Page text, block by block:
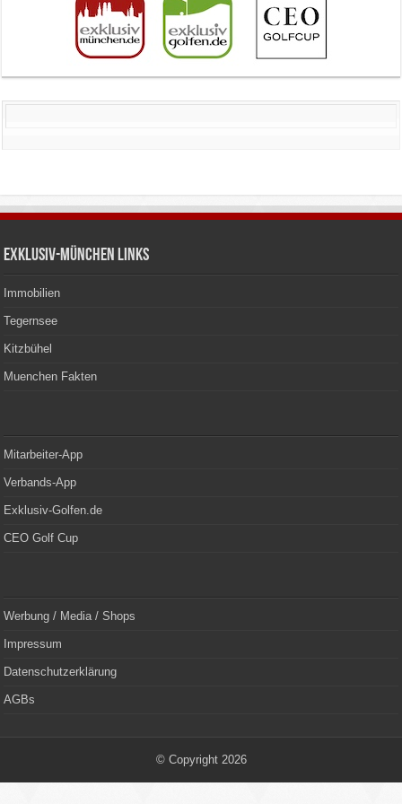
Exklusiv-München Links
Immobilien
Tegernsee
Kitzbühel
Muenchen Fakten
Mitarbeiter-App
Verbands-App
Exklusiv-Golfen.de
CEO Golf Cup
Werbung / Media / Shops
Impressum
Datenschutzerklärung
AGBs
© Copyright 2026